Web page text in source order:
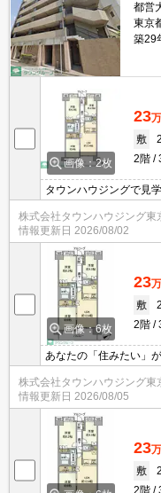
都営
東京
築29
画像：2枚
23
敷
2階
タウンハウジングで見
きる設備仕様！駅前商
株式会社タウンハウジング東
情報更新日 2026/08/02
画像：6枚
23
敷
2階
あなたの「住みたい」
揃えた賃貸物件！お気
ウジングへお任せくだ
株式会社タウンハウジング東
情報更新日 2026/08/05
23
敷
2階